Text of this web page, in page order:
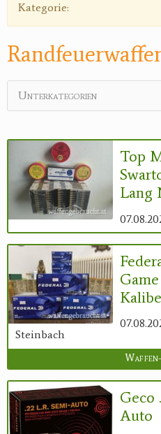
Reviereinrichtungen
Kategorie:
Unterkategorien
Top
Lang
Steinbach
Geco
Auto